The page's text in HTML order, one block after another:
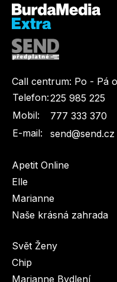
Call centrum: Po - Pá
Telefon:225 985 225
Mobil:
777 333 370
E-mail:
send@send.cz
Apetit Online
Elle
Marianne
Naše krásná zahrada
Svět Ženy
Chip
Marianne Bydlení